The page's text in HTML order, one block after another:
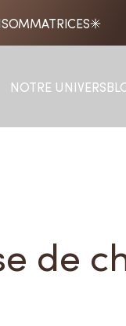
NOTRE UNIVERS
de